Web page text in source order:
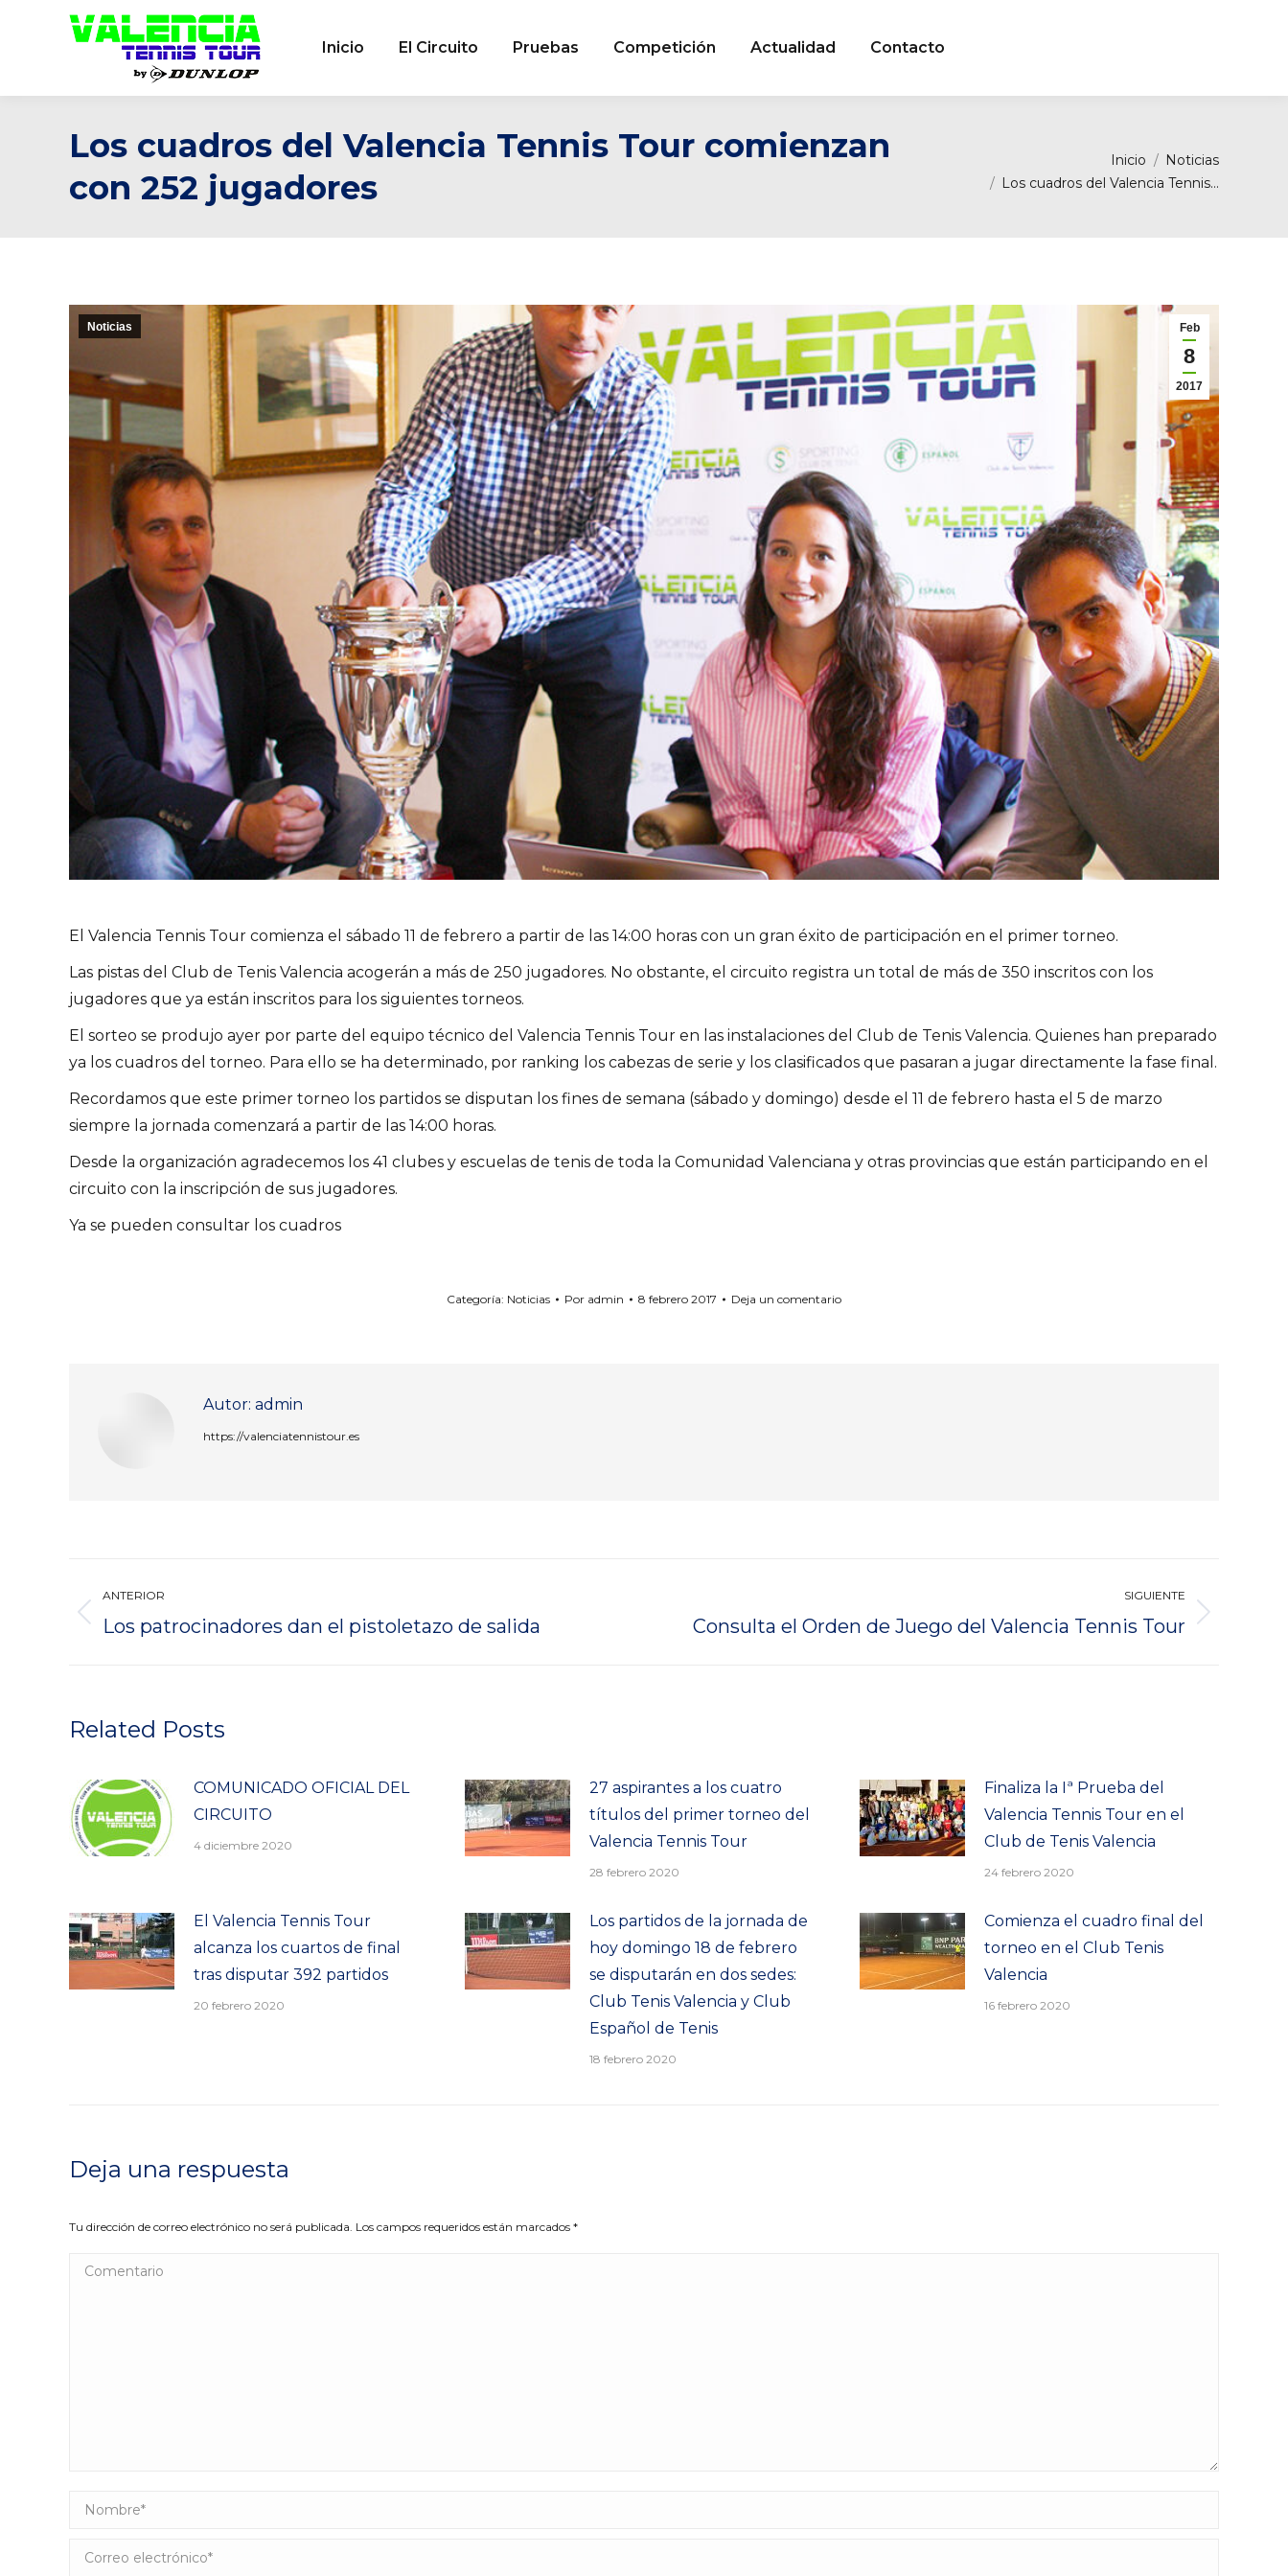
Inicio El Circuito Pruebas Competición Actualidad Contacto
Los cuadros del Valencia Tennis Tour comienzan
con 252 jugadores
Inicio
Noticias
Los cuadros del Valencia Tennis…
Feb
8
2017
Noticias
El Valencia Tennis Tour comienza el sábado 11 de febrero a partir de las 14:00 horas con un gran éxito de participación en el primer torneo.
Las pistas del Club de Tenis Valencia acogerán a más de 250 jugadores. No obstante, el circuito registra un total de más de 350 inscritos con los
jugadores que ya están inscritos para los siguientes torneos.
El sorteo se produjo ayer por parte del equipo técnico del Valencia Tennis Tour en las instalaciones del Club de Tenis Valencia. Quienes han preparado
ya los cuadros del torneo. Para ello se ha determinado, por ranking los cabezas de serie y los clasificados que pasaran a jugar directamente la fase final.
Recordamos que este primer torneo los partidos se disputan los fines de semana (sábado y domingo) desde el 11 de febrero hasta el 5 de marzo
siempre la jornada comenzará a partir de las 14:00 horas.
Desde la organización agradecemos los 41 clubes y escuelas de tenis de toda la Comunidad Valenciana y otras provincias que están participando en el
circuito con la inscripción de sus jugadores.
Ya se pueden consultar los cuadros
Categoría: Noticias Por admin 8 febrero 2017 Deja un comentario
Autor: admin
https://valenciatennistour.es
entre
ANTERIOR
Publicación
Los patrocinadores dan el pistoletazo de salida
SIGUIENTE
Publicación
Consulta el Orden de Juego del Valencia Tennis Tour
Related Posts
COMUNICADO OFICIAL DEL
CIRCUITO
4 diciembre 2020
27 aspirantes a los cuatro
títulos del primer torneo del
Valencia Tennis Tour
28 febrero 2020
Finaliza la Iª Prueba del
Valencia Tennis Tour en el
Club de Tenis Valencia
24 febrero 2020
El Valencia Tennis Tour
alcanza los cuartos de final
tras disputar 392 partidos
20 febrero 2020
Los partidos de la jornada de
hoy domingo 18 de febrero
se disputarán en dos sedes:
Club Tenis Valencia y Club
Español de Tenis
18 febrero 2020
Comienza el cuadro final del
torneo en el Club Tenis
Valencia
16 febrero 2020
Deja una respuesta
Tu dirección de correo electrónico no será publicada. Los campos requeridos están marcados *
Comentario
Nombre *
Correo electrónico *